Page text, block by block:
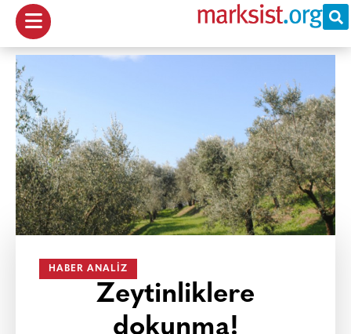
HABER ANALIZ
Zeytinliklere
dokunma!